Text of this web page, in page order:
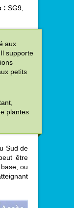
: SG9,
aux
supporte
petits
plantes
Sud de
être
ou